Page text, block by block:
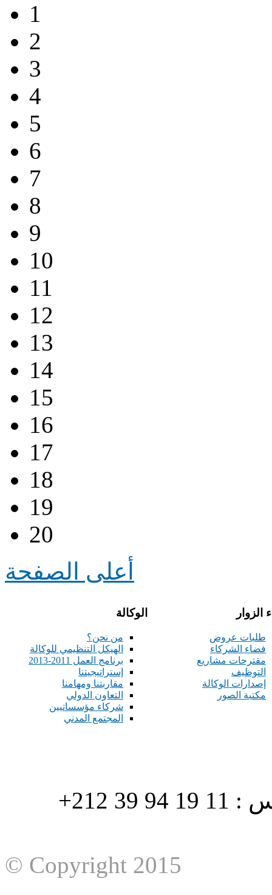
1
2
3
4
5
6
7
8
9
10
11
12
13
14
15
16
17
18
19
20
أعلى الصفحة
الوكالة
من نحن؟
الهيكل التنظيمي للوكالة
برنامج العمل 2011-2013
إستراتيجيتنا
مقاربتنا ومهامنا
التعاون الدولي
شركاء مؤسساتيين
المجتمع المدني
الزوار
طلبات عروض
فضاء الشركاء
مقترحات مشاريع
التوظيف
إصدارات الوكالة
مكتبة الصور
هاتف : 90/88 32 94 39 212+ فاكس : 11 19 94 39 212+
© Copyright 2015